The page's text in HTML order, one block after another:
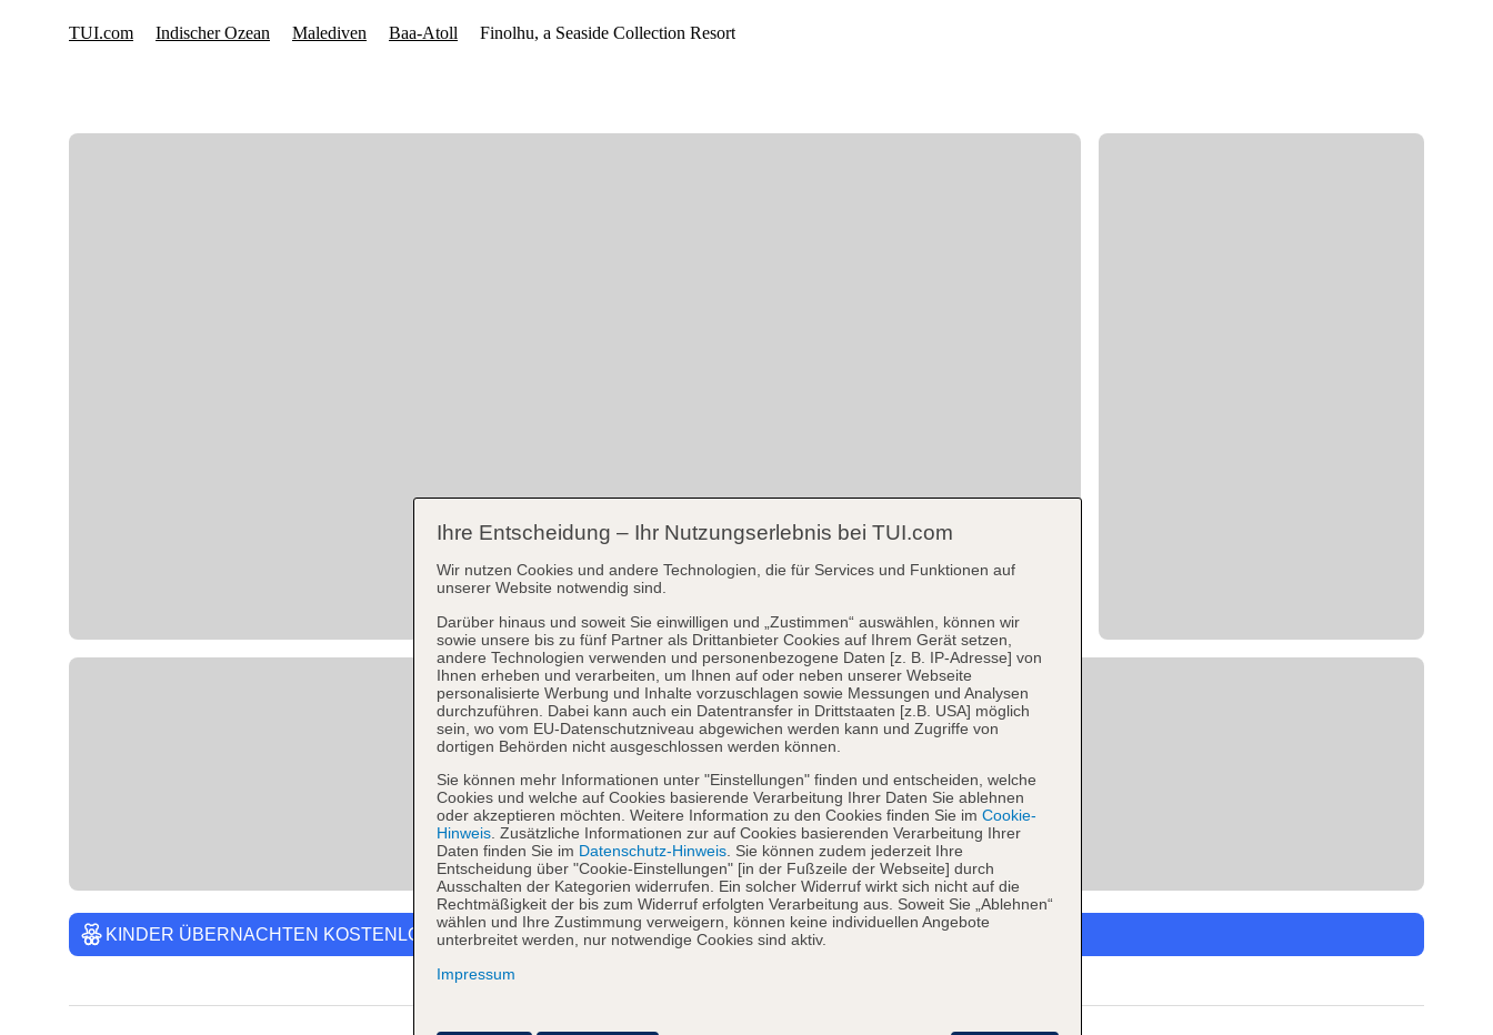
KINDER ÜBERNACHTEN KOSTENLOS
Ihre Entscheidung – Ihr Nutzungserlebnis bei TUI.com
Wir nutzen Cookies und andere Technologien, die für Services und Funktionen auf
unserer Website notwendig sind.
Darüber hinaus und soweit Sie einwilligen und „Zustimmen“ auswählen, können wir
sowie unsere bis zu fünf Partner als Drittanbieter Cookies auf Ihrem Gerät setzen,
andere Technologien verwenden und personenbezogene Daten [z. B. IP-Adresse] von
Ihnen erheben und verarbeiten, um Ihnen auf oder neben unserer Webseite
personalisierte Werbung und Inhalte vorzuschlagen sowie Messungen und Analysen
durchzuführen. Dabei kann auch ein Datentransfer in Drittstaaten [z.B. USA] möglich
sein, wo vom EU-Datenschutzniveau abgewichen werden kann und Zugriffe von
dortigen Behörden nicht ausgeschlossen werden können.
Sie können mehr Informationen unter "Einstellungen" finden und entscheiden, welche
Cookies und welche auf Cookies basierende Verarbeitung Ihrer Daten Sie ablehnen
oder akzeptieren möchten. Weitere Information zu den Cookies finden Sie im Cookie-
Hinweis . Zusätzliche Informationen zur auf Cookies basierenden Verarbeitung Ihrer
Daten finden Sie im Datenschutz-Hinweis . Sie können zudem jederzeit Ihre
Entscheidung über "Cookie-Einstellungen" [in der Fußzeile der Webseite] durch
Ausschalten der Kategorien widerrufen. Ein solcher Widerruf wirkt sich nicht auf die
Rechtmäßigkeit der bis zum Widerruf erfolgten Verarbeitung aus. Soweit Sie „Ablehnen“
wählen und Ihre Zustimmung verweigern, können keine individuellen Angebote
unterbreitet werden, nur notwendige Cookies sind aktiv.
Impressum